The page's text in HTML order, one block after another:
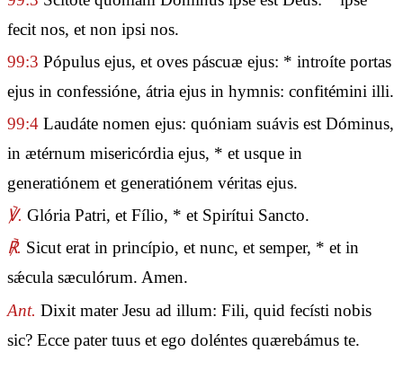
fecit nos, et non ipsi nos.
99:3 Pópulus ejus, et oves páscuæ ejus: * introíte portas
ejus in confessióne, átria ejus in hymnis: confitémini illi.
99:4 Laudáte nomen ejus: quóniam suávis est Dóminus,
in ætérnum misericórdia ejus, * et usque in
generatiónem et generatiónem véritas ejus.
℣. Glória Patri, et Fílio, * et Spirítui Sancto.
℟. Sicut erat in princípio, et nunc, et semper, * et in
sǽcula sæculórum. Amen.
Ant. Dixit mater Jesu ad illum: Fili, quid fecísti nobis
sic? Ecce pater tuus et ego doléntes quærebámus te.